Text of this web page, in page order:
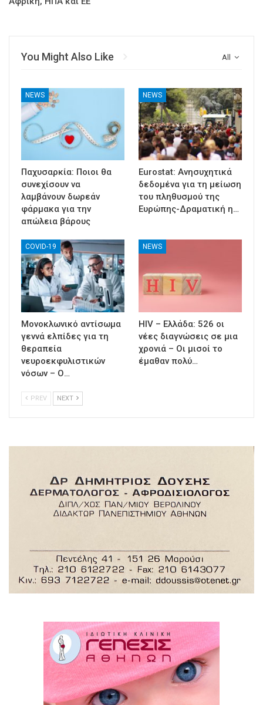
All
You Might Also Like
NEWS
Παχυσαρκία: Ποιοι θα
συνεχίσουν να
λαμβάνουν δωρεάν
φάρμακα για την
απώλεια βάρους
NEWS
Eurostat: Ανησυχητικά
δεδομένα για τη μείωση
του πληθυσμού της
Ευρώπης-Δραματική η…
COVID-19
Μονοκλωνικό αντίσωμα
γεννά ελπίδες για τη
θεραπεία
νευροεκφυλιστικών
νόσων – Ο…
NEWS
HIV – Ελλάδα: 526 οι
νέες διαγνώσεις σε μια
χρονιά – Οι μισοί το
έμαθαν πολύ…
PREV NEXT